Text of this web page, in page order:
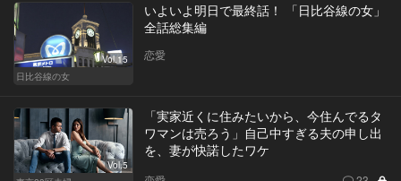
Vol.15
日比谷線の女
いよいよ明日で最終話！ 「日比谷線の女」
全話総集編
恋愛
Vol.5
「実家近くに住みたいから、今住んでるタ
ワマンは売ろう」自己中すぎる夫の申し出
を、妻が快諾したワケ